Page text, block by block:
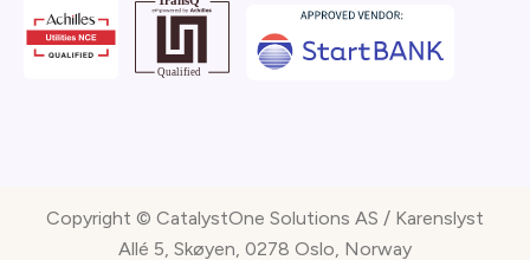
Copyright © CatalystOne Solutions AS / Karenslyst
Allé 5, Skøyen, 0278 Oslo, Norway